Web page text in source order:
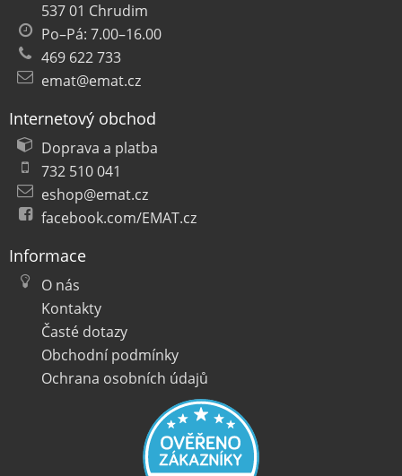
537 01 Chrudim
Po–Pá: 7.00–16.00
469 622 733
emat@emat.cz
Internetový obchod
Doprava a platba
732 510 041
eshop@emat.cz
facebook.com/EMAT.cz
Informace
O nás
Kontakty
Časté dotazy
Obchodní podmínky
Ochrana osobních údajů